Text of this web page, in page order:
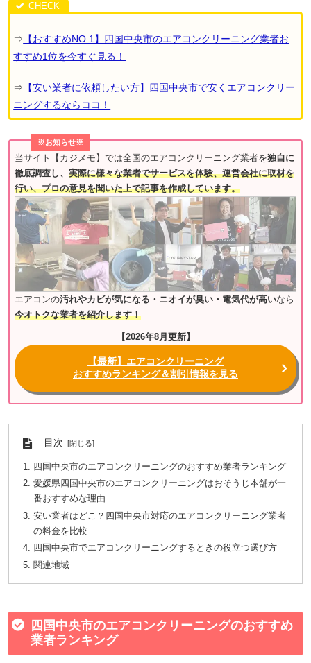
⇒ 【おすすめNO.1】四国中央市のエアコンクリーニング業者お
すすめ1位を今すぐ見る！
⇒ 【安い業者に依頼したい方】四国中央市で安くエアコンクリー
ニングするならココ！
※お知らせ※
当サイト【カジメモ】では全国のエアコンクリーニング業者を独自に
徹底調査し、 実際に様々な業者でサービスを体験、運営会社に取材を
行い、プロの意見を聞いた上で記事を作成しています。
エアコンの汚れやカビが気になる・ニオイが臭い・電気代が高いなら
今オトクな業者を紹介します！
【2026年8月更新】
【最新】エアコンクリーニング
おすすめランキング＆割引情報を見る
目次
四国中央市のエアコンクリーニングのおすすめ業者ランキング
愛媛県四国中央市のエアコンクリーニングはおそうじ本舗が一
番おすすめな理由
安い業者はどこ？四国中央市対応のエアコンクリーニング業者
の料金を比較
四国中央市でエアコンクリーニングするときの役立つ選び方
関連地域
四国中央市のエアコンクリーニングのおすすめ
業者ランキング